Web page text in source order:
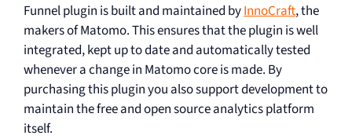
Funnel plugin is built and maintained byInnoCraft, the
makers of Matomo. This ensures that the plugin is well
integrated, kept up to date and automatically tested
whenever a change in Matomo core is made. By
purchasing this plugin you also support development to
maintain the free and open source analytics platform
itself.